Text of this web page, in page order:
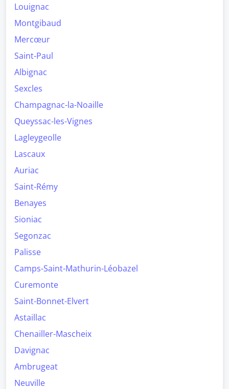
Louignac
Montgibaud
Mercœur
Saint-Paul
Albignac
Sexcles
Champagnac-la-Noaille
Queyssac-les-Vignes
Lagleygeolle
Lascaux
Auriac
Saint-Rémy
Benayes
Sioniac
Segonzac
Palisse
Camps-Saint-Mathurin-Léobazel
Curemonte
Saint-Bonnet-Elvert
Astaillac
Chenailler-Mascheix
Davignac
Ambrugeat
Neuville